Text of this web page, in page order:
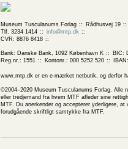
Museum Tusculanums Forlag Rådhusvej 19
Tlf. 3234 1414
info@mtp.dk
CVR: 8876 8418
Bank: Danske Bank, 1092 København K
BIC:
Reg.nr.: 1551
Kontonr.: 000 5252 520
www.mtp.dk er en e-mærket netbutik, og derfor
©2004–2020 Museum Tusculanums Forlag. Alle
eller tredjemand fra hvem MTF afleder sine
MTF. Du anerkender og accepterer yderligere,
forudgående skriftligt samtykke fra MTF.